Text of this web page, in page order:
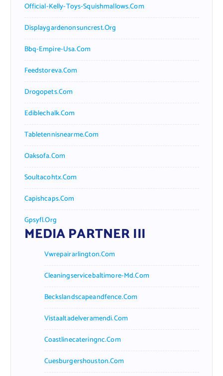
Official-Kelly-Toys-Squishmallows.com
Displaygardenonsuncrest.org
Bbq-Empire-Usa.com
Feedstoreva.com
Drogopets.com
Ediblechalk.com
Tabletennisnearme.com
Oaksofa.com
Soultacohtx.com
Capishcaps.com
Gpsyfl.org
MEDIA PARTNER III
Vwrepairarlington.com
Cleaningservicebaltimore-Md.com
Beckslandscapeandfence.com
Vistaaltadelveramendi.com
Coastlinecateringnc.com
Cuesburgershouston.com